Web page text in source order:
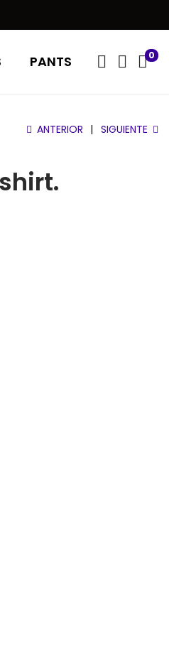
PANTS 0
ANTERIOR SIGUIENTE